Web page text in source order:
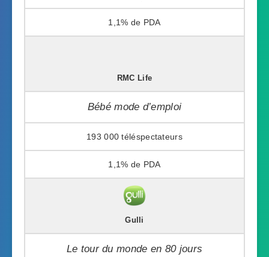
1,1%
RMC Life
Bébé mode d’emploi
193 000
1,1%
Gulli
Le tour du monde en 80 jours